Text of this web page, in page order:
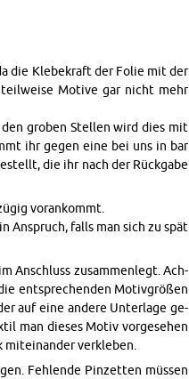
die Kle­be­kraft der Folie mit der
Mo­ti­ve gar nicht mehr
gro­ben Stel­len wird dies mit
ihr gegen eine bei uns in bar
die ihr nach der Rück­ga­be
vor­an­kommt.
An­spruch, falls man sich zu spät
An­schluss zu­sam­men­legt. Ach­
ent­spre­chen­den Mo­tiv­grö­ßen
auf eine an­de­re Un­ter­la­ge ge­
man die­ses Motiv vor­ge­se­hen
mit­ein­an­der ver­kle­ben.
Feh­len­de Pin­zet­ten müs­sen